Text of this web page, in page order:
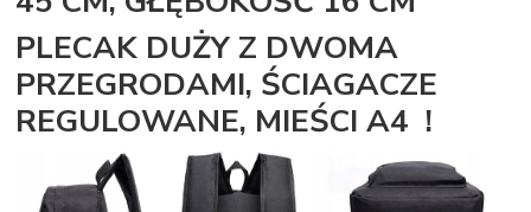
PLECAK DUŻY Z DWOMA
PRZEGRODAMI, ŚCIAGACZE
REGULOWANE, MIEŚCI A4 !